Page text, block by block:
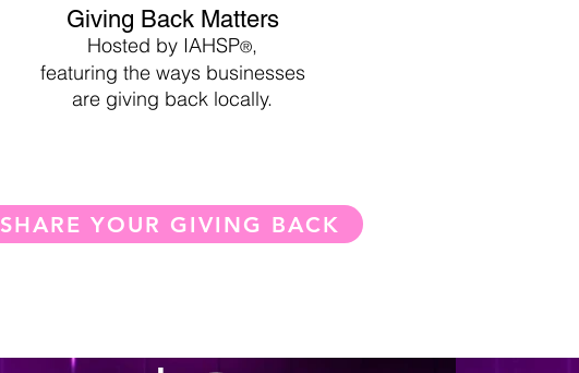
Giving Back Matters
Hosted by IAHSP®,
featuring the ways businesses
are giving back locally.
SHARE YOUR GIVING BACK